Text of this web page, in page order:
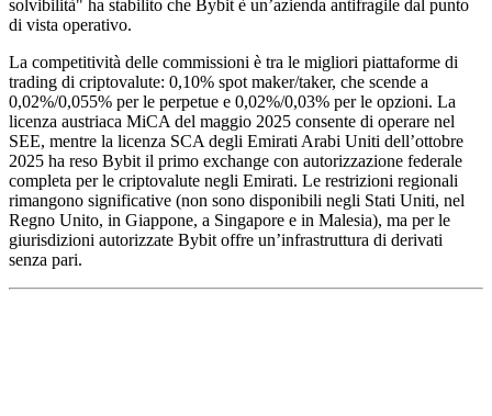
solvibilità" ha stabilito che Bybit è un’azienda antifragile dal punto
di vista operativo.
La competitività delle commissioni è tra le migliori piattaforme di
trading di criptovalute: 0,10% spot maker/taker, che scende a
0,02%/0,055% per le perpetue e 0,02%/0,03% per le opzioni. La
licenza austriaca MiCA del maggio 2025 consente di operare nel
SEE, mentre la licenza SCA degli Emirati Arabi Uniti dell’ottobre
2025 ha reso Bybit il primo exchange con autorizzazione federale
completa per le criptovalute negli Emirati. Le restrizioni regionali
rimangono significative (non sono disponibili negli Stati Uniti, nel
Regno Unito, in Giappone, a Singapore e in Malesia), ma per le
giurisdizioni autorizzate Bybit offre un’infrastruttura di derivati
senza pari.